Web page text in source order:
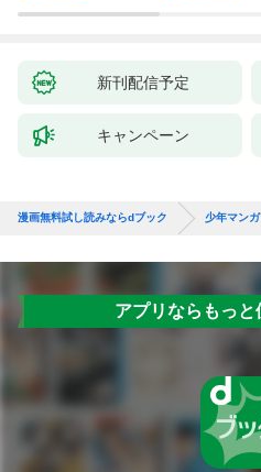
新刊配信予定
キャンペーン
漫画無料試し読みならdブック 少年マンガ
アプリならもっと